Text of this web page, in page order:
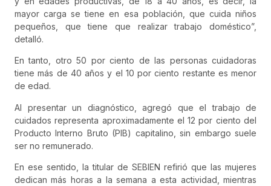
mayor carga se tiene en esa población, que cuida niños
pequeños, que tiene que realizar trabajo doméstico”,
detalló.
En tanto, otro 50 por ciento de las personas cuidadoras
tiene más de 40 años y el 10 por ciento restante es menor
de edad.
Al presentar un diagnóstico, agregó que el trabajo de
cuidados representa aproximadamente el 12 por ciento del
Producto Interno Bruto (PIB) capitalino, sin embargo suele
ser no remunerado.
En ese sentido, la titular de SEBIEN refirió que las mujeres
dedican más horas a la semana a esta actividad, mientras